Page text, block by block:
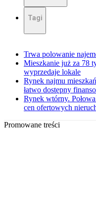
Tagi
Trwa polowanie
Mieszkanie już za 78
wyprzedaje lokale
Rynek najmu
łatwo dostępny
Rynek wtórny.
cen ofertowych
Promowane treści